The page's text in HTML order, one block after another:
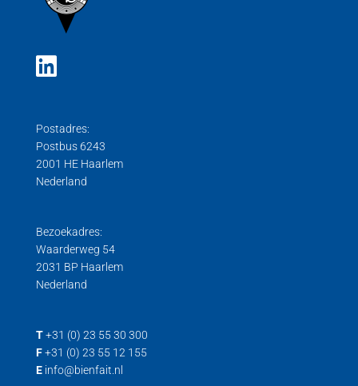
Postadres:
Postbus 6243
2001 HE Haarlem
Nederland
Bezoekadres:
Waarderweg 54
2031 BP Haarlem
Nederland
T +31 (0) 23 55 30 300
F +31 (0) 23 55 12 155
E info@bienfait.nl